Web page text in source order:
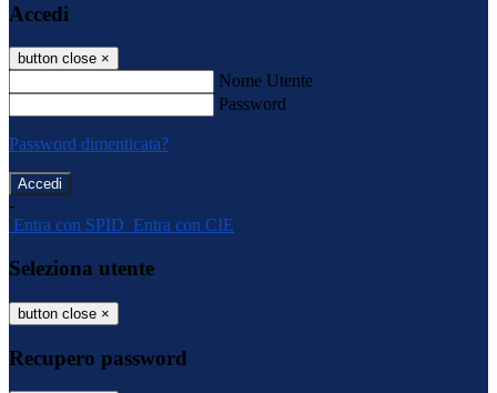
Accedi
button close ×
Nome Utente
Password
Password dimenticata?
-
Entra con SPID Entra con CIE
Seleziona utente
button close ×
Recupero password